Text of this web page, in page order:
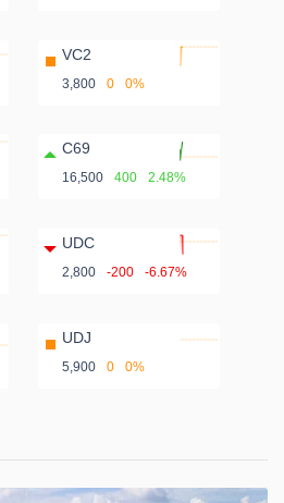
VC2
3,800 0 0%
C69
16,500 400 2.48%
UDC
2,800 -200 -6.67%
UDJ
5,900 0 0%